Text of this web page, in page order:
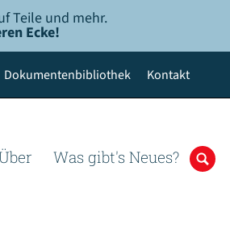
Teile und mehr.
Ecke!
Dokumentenbibliothek Kontakt
Was gibt's Neues?